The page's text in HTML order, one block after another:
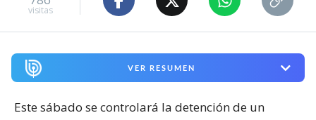
visitas
VER RESUMEN
Este sábado se controlará la detención de un